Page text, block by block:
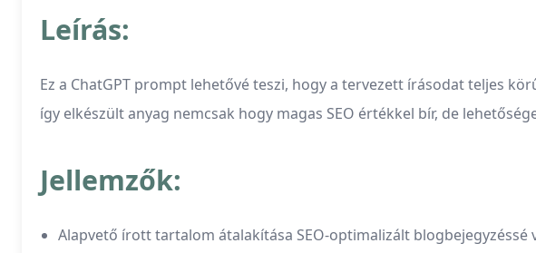
Leírás:
Ez a ChatGPT prompt lehetővé teszi, hogy a tervezett írásodat teljes
így elkészült anyag nemcsak hogy magas SEO értékkel bír, de
Jellemzők:
Alapvető írott tartalom átalakítása SEO-optimalizált blogbejegyzéssé